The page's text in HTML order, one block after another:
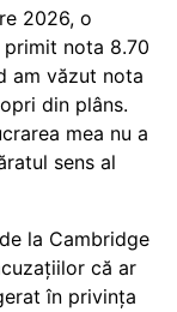
2026, o
nota 8.70
am văzut nota
din plâns.
mea nu a
sens al
la Cambridge
că ar
în privința